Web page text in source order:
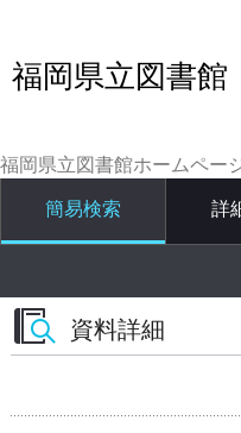
福岡県立図書館
福岡県立図書館ホームペー
簡易検索 詳
資料詳細